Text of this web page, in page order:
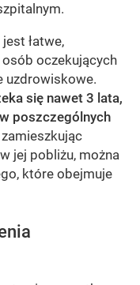
łatwe,
oczekujących
uzdrowiskowe.
się nawet 3 lata,
poszczególnych
jej pobliżu, można
które obejmuje